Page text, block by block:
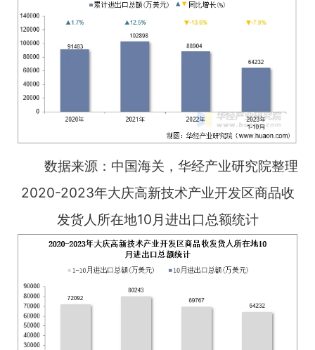
数据来源：中国海关，华经产业研究院整理
2020-2023年大庆高新技术产业开发区商品收
发货人所在地10月进出口总额统计